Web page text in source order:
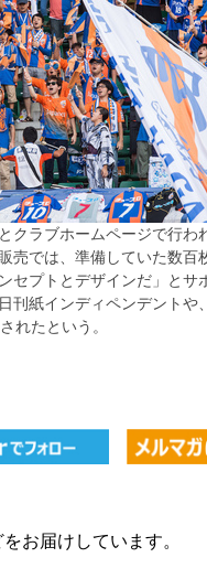
クラブホームページで行わ
売では、準備していた数百
セプトとデザインだ」とサ
刊紙インディペンデントや
れたという。
をお届けしています。